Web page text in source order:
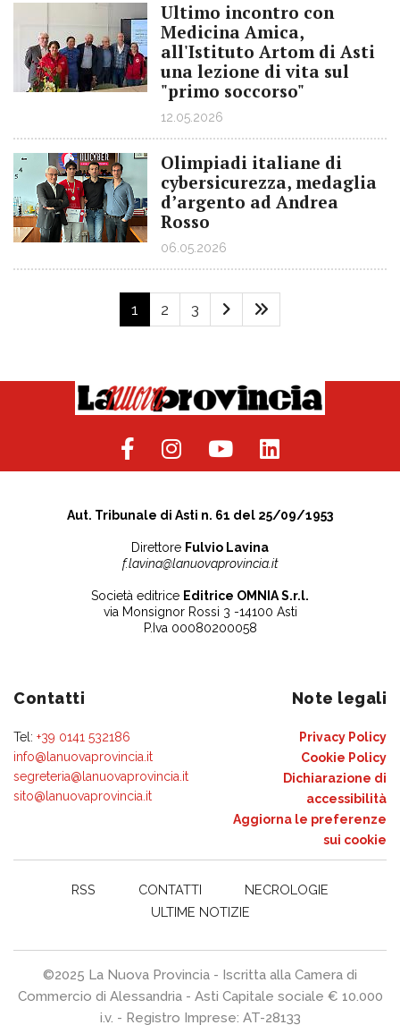
Ultimo incontro con
Medicina Amica,
all'Istituto Artom di Asti
una lezione di vita sul
"primo soccorso"
12.05.2026
Olimpiadi italiane di
cybersicurezza, medaglia
d’argento ad Andrea
Rosso
06.05.2026
1 2 3
Aut. Tribunale di Asti n. 61 del 25/09/1953
Direttore Fulvio Lavina
f.lavina@lanuovaprovincia.it
Società editrice Editrice OMNIA S.r.l.
via Monsignor Rossi 3 -14100 Asti
P.Iva 00080200058
Contatti
Tel: +39 0141 532186
info@lanuovaprovincia.it
segreteria@lanuovaprovincia.it
sito@lanuovaprovincia.it
Note legali
Privacy Policy
Cookie Policy
Dichiarazione di
accessibilità
Aggiorna le preferenze
sui cookie
RSS CONTATTI
NECROLOGIE
ULTIME NOTIZIE
©2025 La Nuova Provincia - Iscritta alla Camera di
Commercio di Alessandria - Asti Capitale sociale € 10.000
i.v. - Registro Imprese: AT-28133